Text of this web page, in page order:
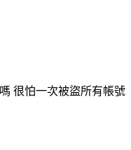
很怕一次被盜所有帳號